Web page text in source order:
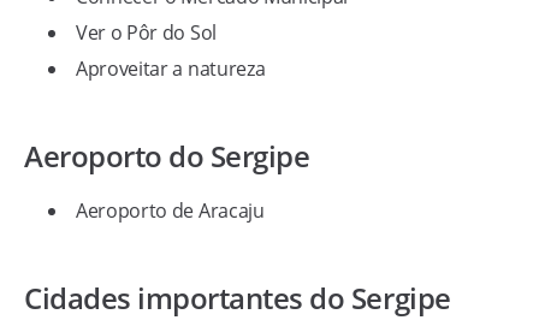
Ver o Pôr do Sol
Aproveitar a natureza
Aeroporto do Sergipe
Aeroporto de Aracaju
Cidades importantes do Sergipe